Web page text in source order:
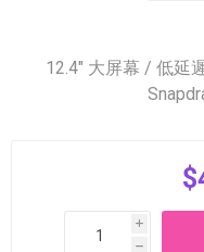
12.4" 大屏幕 / 低延
i
h